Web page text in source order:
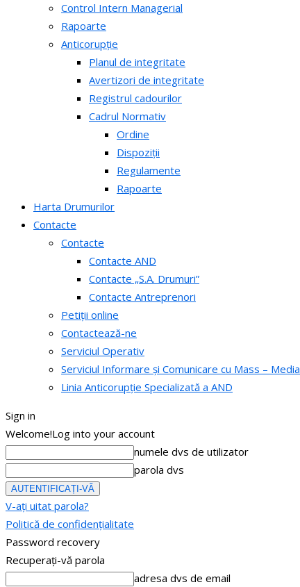
Control Intern Managerial
Rapoarte
Anticorupție
Planul de integritate
Avertizori de integritate
Registrul cadourilor
Cadrul Normativ
Ordine
Dispoziții
Regulamente
Rapoarte
Harta Drumurilor
Contacte
Contacte
Contacte AND
Contacte „S.A. Drumuri”
Contacte Antreprenori
Petiții online
Contactează-ne
Serviciul Operativ
Serviciul Informare și Comunicare cu Mass – Media
Linia Anticorupție Specializată a AND
Sign in
Welcome!Log into your account
numele dvs de utilizator
parola dvs
V-ați uitat parola?
Politică de confidențialitate
Password recovery
Recuperați-vă parola
adresa dvs de email